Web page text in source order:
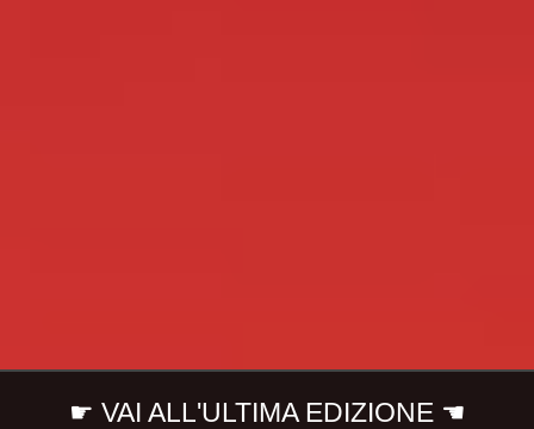
☛ VAI ALL'ULTIMA EDIZIONE ☚